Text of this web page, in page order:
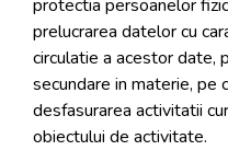
protectia persoanelor
prelucrarea datelor cu
circulatie a acestor date,
secundare in materie, pe
desfasurarea activitatii
obiectului de activitate.